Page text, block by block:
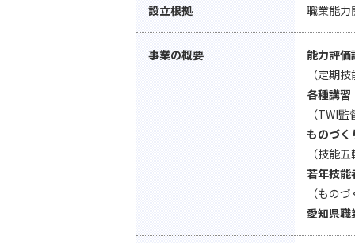
設立根拠 職業能力
事業の概要
能力評価
（定期
各種講習
（TWI
ものづく
（技能
若年技能
（もの
愛知県